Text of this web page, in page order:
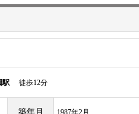
駅 徒歩12分
築年月 1987年2月